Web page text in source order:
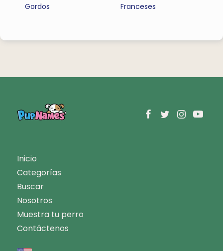
Gordos
Franceses
Inicio
Categorías
Buscar
Nosotros
Muestra tu perro
Contáctenos